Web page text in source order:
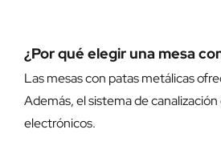
¿Por qué elegir una mesa
Las mesas con patas metálicas
Además, el sistema de
electrónicos.